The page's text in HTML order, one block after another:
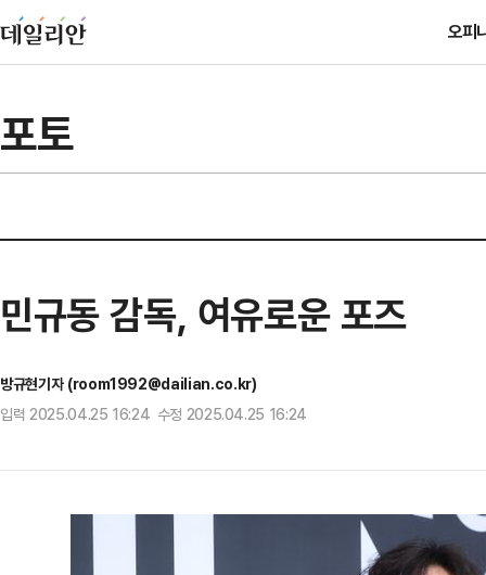
오피
포토
민규동 감독, 여유로운 포즈
방규현기자 (room1992@dailian.co.kr)
입력 2025.04.25 16:24 수정 2025.04.25 16:24